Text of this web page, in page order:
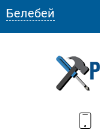
Белебей